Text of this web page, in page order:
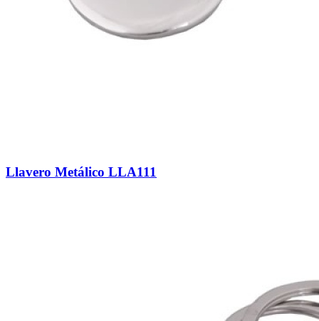
Llavero Metálico LLA111